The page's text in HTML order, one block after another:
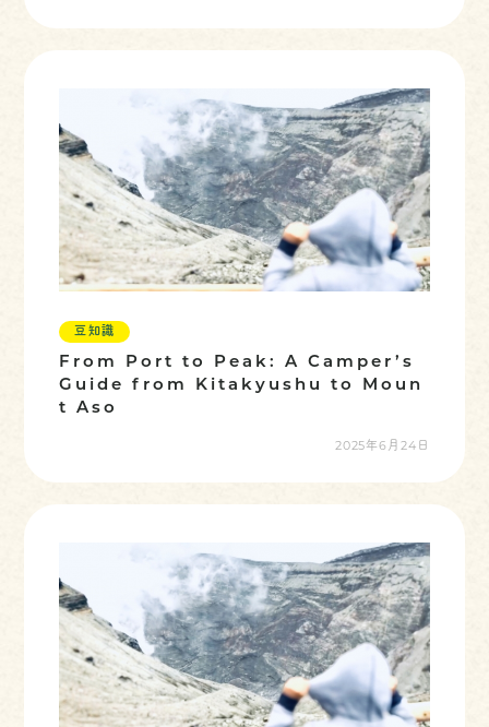
豆知識
From Port to Peak: A Camper’s
Guide from Kitakyushu to Moun
t Aso
2025年6月24日